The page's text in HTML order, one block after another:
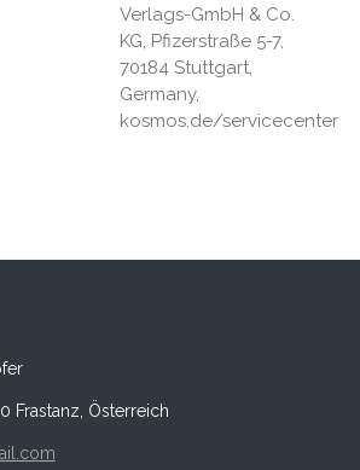
Verlags-GmbH & Co.
KG, Pfizerstraße 5-7,
70184 Stuttgart,
Germany,
kosmos.de/servicecenter
Frastanz, Österreich